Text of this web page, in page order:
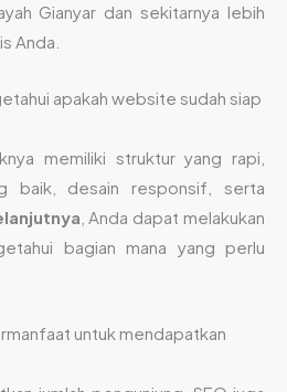
Gianyar dan sekitarnya lebih
Anda.
apakah website sudah siap
memiliki struktur yang rapi,
baik, desain responsif, serta
, Anda dapat melakukan
bagian mana yang perlu
untuk mendapatkan